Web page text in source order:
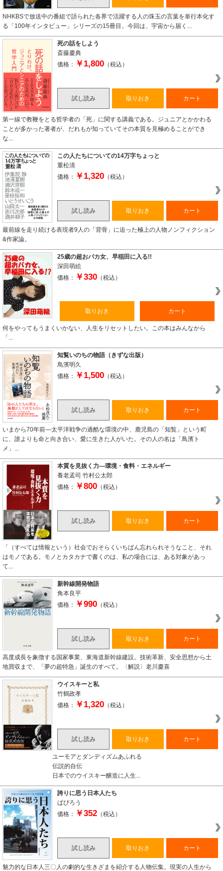
NHKBSで放送中の番組で語られた各界で活躍する人の珠玉の言葉を単行本化す
る「100年インタビュー」シリーズの15冊目。今回は、宇宙から届く...
死の話をしよう
斎藤慶典
価格：
￥1,800 （税込）
試し読み 取りおき カート
第一線で教鞭をとる哲学者の「死」に関する講義である。ジュニアとかかわる
ことが多かった著者が、だれもが知っていてその本質を見極めることができ
な...
この人たちについての14万字ちょっと
重松清
価格：
￥1,320 （税込）
試し読み 取りおき カート
最前線を走り続ける表現者9人の「背骨」に迫った極上の人物ノンフィクション
&作家論。
25歳の超おバカ女、早稲田に入る!!
深田萌絵
価格：
￥330 （税込）
取りおき カート
何をやってもうまくいかない、人生をリセットしたい。この本はみんなから
「...
知覧いのちの物語（きずな出版）
鳥濱明久
価格：
￥1,500 （税込）
試し読み 取りおき カート
いまから70年前―太平洋戦争の過酷な環境の中、鹿児島の「知覧」という町
に、誰よりも命と向き合い、愛に生きた人がいた。その人の名は「鳥濱ト
メ」...
本質を見抜く力―環境・食料・エネルギー
養老孟司 竹村公太郎
価格：
￥800 （税込）
試し読み 取りおき カート
「（すべては情報という）社会でおそらくいちばん忘れられそうなこと、それ
はモノである。モノとカタカナで書くのは、私の場合には、ある対象があっ
て...
新幹線開発物語
角本良平
価格：
￥990 （税込）
試し読み 取りおき カート
高度成長を象徴する国家事業、東海道新幹線建設。技術革新、安全思想から土
地買収まで、「夢の超特急」誕生のすべて。〈解説〉老川慶喜
ウイスキーと私
竹鶴政孝
価格：
￥1,320 （税込）
試し読み 取りおき カート
ユーモアとダンディズムあふれる
伝説的自伝
日本でのウイスキー醸造に人生...
誇りに思う日本人たち
ぱぴろう
価格：
￥352 （税込）
試し読み 取りおき カート
魅力的な日本人三〇人の劇的な生きざまを紹介する人物伝集。現実の人生から